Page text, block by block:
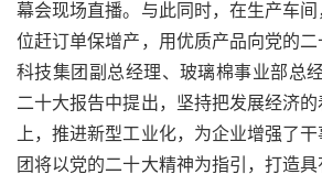
幕会现场直播。与此同时，在生产车
位赶订单保增产，用优质产品向党的
科技集团副总经理、玻璃棉事业部总
二十大报告中提出，坚持把发展经济
上，推进新型工业化，为企业增强了
团将以党的二十大精神为指引，打造